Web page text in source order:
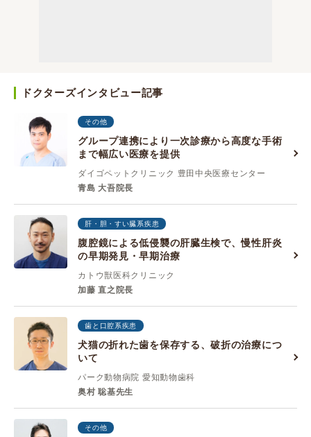
ドクターズインタビュー記事
その他
グループ連携により一次診療から高度な手術
まで幅広い医療を提供
ダイゴペットクリニック 豊田中央医療センター
青島 大吾院長
肝・胆・すい臓系疾患
腹腔鏡による低侵襲の肝臓生検で、慢性肝炎
の早期発見・早期治療
カトウ獣医科クリニック
加藤 直之院長
歯と口腔系疾患
犬猫の折れた歯を保存する、破折の治療につ
いて
パーク動物病院 愛知動物歯科
奥村 聡基先生
その他